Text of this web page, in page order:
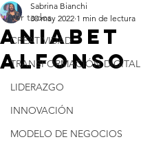
Ver todos
CREATIVIDAD
TRANSFORMACIÓN DIGITAL
LIDERAZGO
INNOVACIÓN
MODELO DE NEGOCIOS
ANIABET
ALFONSO
Sabrina Bianchi
30 may 2022 1 min de lectura